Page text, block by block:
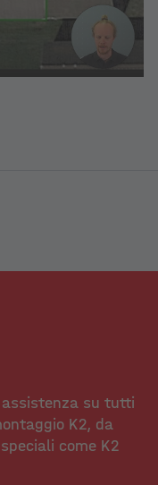
su tutti
K2, da
come K2